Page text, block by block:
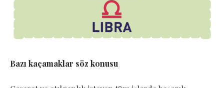
Bazı kaçamaklar söz konusu